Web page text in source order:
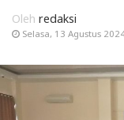
Oleh redaksi
Selasa, 13 Agustus